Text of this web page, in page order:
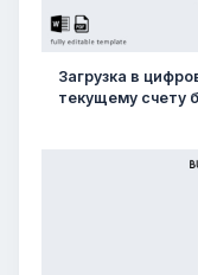
Загрузка в
текущему счету